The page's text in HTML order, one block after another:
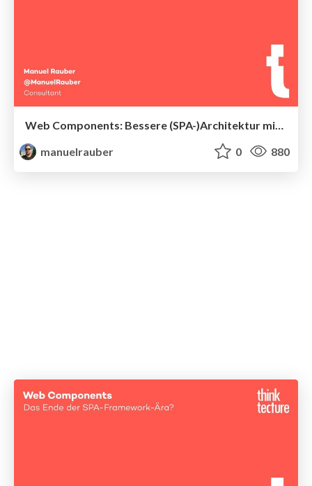
manuelrauber
0 880